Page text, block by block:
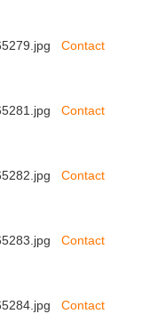
Contact
Contact
Contact
Contact
Contact